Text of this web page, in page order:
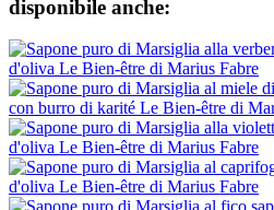
disponibile anche: